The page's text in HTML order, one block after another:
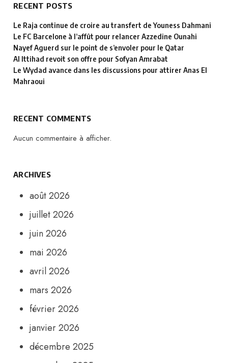
RECENT POSTS
Le Raja continue de croire au transfert de Youness Dahmani
Le FC Barcelone à l’affût pour relancer Azzedine Ounahi
Nayef Aguerd sur le point de s’envoler pour le Qatar
Al Ittihad revoit son offre pour Sofyan Amrabat
Le Wydad avance dans les discussions pour attirer Anas El
Mahraoui
RECENT COMMENTS
Aucun commentaire à afficher.
ARCHIVES
août 2026
juillet 2026
juin 2026
mai 2026
avril 2026
mars 2026
février 2026
janvier 2026
décembre 2025